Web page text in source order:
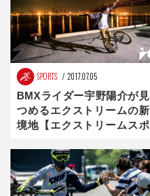
SPORTS 2017.07.05
BMXライダー宇野陽介が見
つめるエクストリームの新
境地【エクストリームスポ